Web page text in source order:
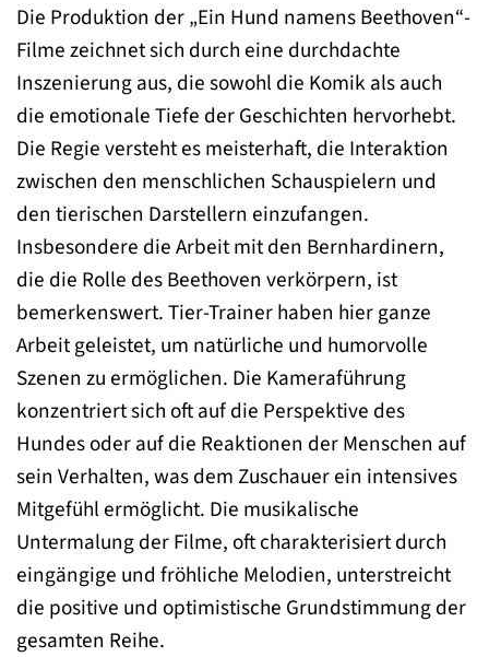
Die Produktion der „Ein Hund namens Beethoven“-
Filme zeichnet sich durch eine durchdachte
Inszenierung aus, die sowohl die Komik als auch
die emotionale Tiefe der Geschichten hervorhebt.
Die Regie versteht es meisterhaft, die Interaktion
zwischen den menschlichen Schauspielern und
den tierischen Darstellern einzufangen.
Insbesondere die Arbeit mit den Bernhardinern,
die die Rolle des Beethoven verkörpern, ist
bemerkenswert. Tier-Trainer haben hier ganze
Arbeit geleistet, um natürliche und humorvolle
Szenen zu ermöglichen. Die Kameraführung
konzentriert sich oft auf die Perspektive des
Hundes oder auf die Reaktionen der Menschen auf
sein Verhalten, was dem Zuschauer ein intensives
Mitgefühl ermöglicht. Die musikalische
Untermalung der Filme, oft charakterisiert durch
eingängige und fröhliche Melodien, unterstreicht
die positive und optimistische Grundstimmung der
gesamten Reihe.